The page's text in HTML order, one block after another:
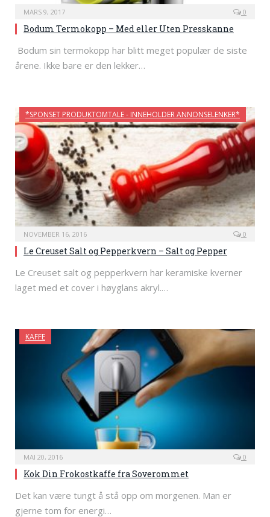
MARS 9, 2017 0
Bodum Termokopp – Med eller Uten Presskanne
Bodum sin termokopp har blitt meget populær de siste
årene. Ikke bare er den lekker…
*SPONSET PRODUKTOMTALE - INNEHOLDER ANNONSELENKER*
NOVEMBER 16, 2016 0
Le Creuset Salt og Pepperkvern – Salt og Pepper
Le Creuset salt og pepperkvern har keramiske kverner
laget med et cover i høyglans akryl.…
KAFFE
MAI 20, 2016 0
Kok Din Frokostkaffe fra Soverommet
Det kan være tungt å stå opp om morgenen. Man er
gjerne tom for energi…